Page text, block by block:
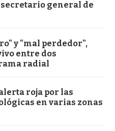
general de
y "mal perdedor",
entre dos
radial
roja por las
en varias zonas